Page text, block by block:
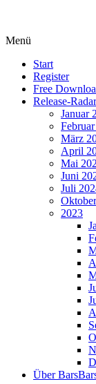
Menü
Start
Register
Free
Release-Radar
Januar
März
April
Mai
Juni
Juli
2023
Über